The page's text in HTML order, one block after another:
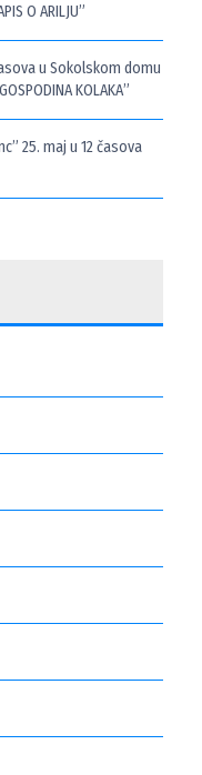
O ARILJU”
u Sokolskom domu
KOLAKA”
25. maj u 12 časova